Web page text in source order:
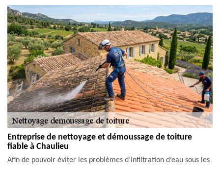
Entreprise de nettoyage et démoussage de toiture
fiable à Chaulieu
Afin de pouvoir éviter les problèmes d’infiltration d’eau sous les